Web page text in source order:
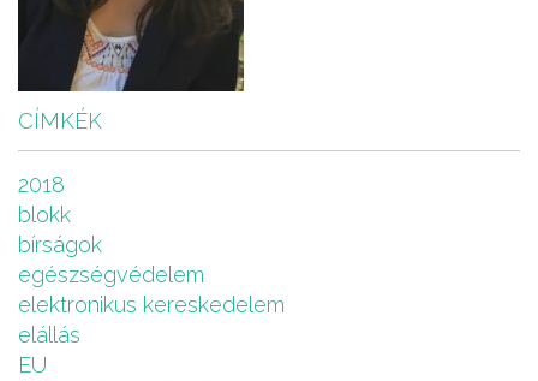
CÍMKÉK
2018
blokk
bírságok
egészségvédelem
elektronikus kereskedelem
elállás
EU